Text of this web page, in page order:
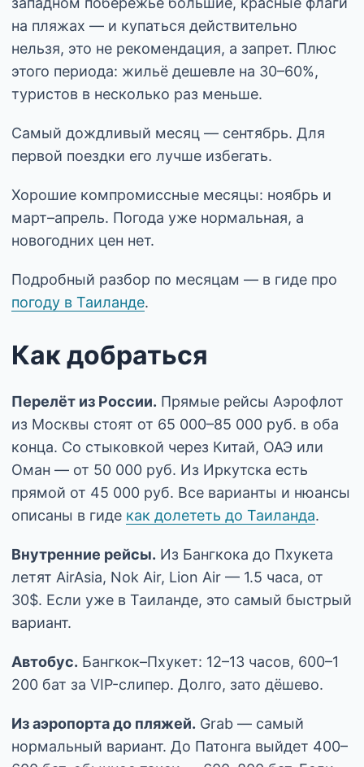
на пляжах — и купаться действительно
нельзя, это не рекомендация, а запрет. Плюс
этого периода: жильё дешевле на 30–60%,
туристов в несколько раз меньше.
Самый дождливый месяц — сентябрь. Для
первой поездки его лучше избегать.
Хорошие компромиссные месяцы: ноябрь и
март–апрель. Погода уже нормальная, а
новогодних цен нет.
Подробный разбор по месяцам — в гиде про
погоду в Таиланде.
Как добраться
Перелёт из России. Прямые рейсы Аэрофлот
из Москвы стоят от 65 000–85 000 руб. в оба
конца. Со стыковкой через Китай, ОАЭ или
Оман — от 50 000 руб. Из Иркутска есть
прямой от 45 000 руб. Все варианты и нюансы
описаны в гиде как долететь до Таиланда.
Внутренние рейсы. Из Бангкока до Пхукета
летят AirAsia, Nok Air, Lion Air — 1.5 часа, от
30$. Если уже в Таиланде, это самый быстрый
вариант.
Автобус. Бангкок–Пхукет: 12–13 часов, 600–1
200 бат за VIP-слипер. Долго, зато дёшево.
Из аэропорта до пляжей. Grab — самый
нормальный вариант. До Патонга выйдет 400–